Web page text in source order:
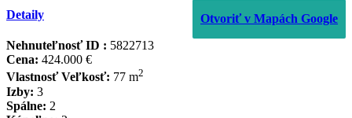
Otvoriť v Mapách Google
Detaily
Nehnuteľnosť ID : 5822713
Cena: 424.000 €
Vlastnosť Veľkosť: 77 m2
Izby: 3
Spálne: 2